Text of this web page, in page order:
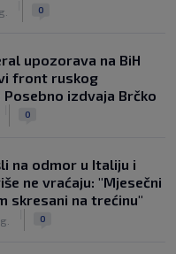
0
upozorava na BiH
front ruskog
izdvaja Brčko
0
na odmor u Italiju i
ne vraćaju: "Mjesečni
skresani na trećinu"
0